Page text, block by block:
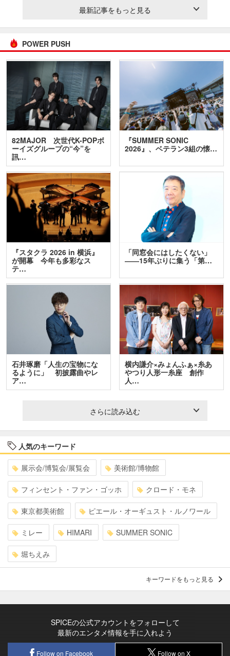
最新記事をもっと見る
POWER PUSH
82MAJOR 次世代K-POPボ
ーイズグループの“今”を
訊…
『SUMMER SONIC
2026』、ベテラン3組の懐…
『スタクラ 2026 in 横浜』
が開幕 今年も多彩なス
テ…
「同窓会にはしたくない」
――15年ぶりに集う「第…
石井琢磨「人生の宝物にな
るように」 初披露曲やレ
ア…
横内謙介×みょんふぁ×糸あ
やつり人形一糸座 創作
人…
さらに読み込む
人気のキーワード
展示会/博覧会/展覧会 美術館/博物館
フィンセント・ファン・ゴッホ クロード・モネ
東京都美術館 ピエール・オーギュスト・ルノワール
ミレー HIMARI SUMMER SONIC
堀ちえみ
キーワードをもっと見る
SPICEの公式アカウントをフォローして
最新のエンタメ情報を手に入れよう
Follow on Facebook Follow on X